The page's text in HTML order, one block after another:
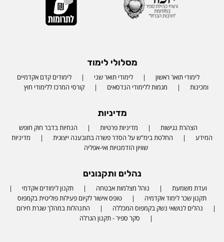
מסלולי לימוד
לימודי תואר ראשון לימודי תואר שני
לימודים קדם אקדמיים
ומכינות
מגמות ללימודי הנדסאים קורסי המרכז ללימודי חוץ
מדיניות
הצהרת נגישות מדיניות פרטיות
הנחיות בדבר חוק חופש
המידע
החלטת בימ"ש על הסדר פשרה בתובענה ייצוגית
מדיניות
שוויון הזדמנויות ואי-אפליה
נהלים ותקנונים
ועדת משמעת נוהל מצלמות אבטחה
תקנון לימודים אקדמי
תקנון שכר לימוד אקדמיה
טופס אישור לקיום פעילות פוליטית בקמפוס
נהלים לנושאי נשק בקמפוס המכללה
התנהלות במהלך שגרת חירום
סקר ספיר - תקנון הגרלה